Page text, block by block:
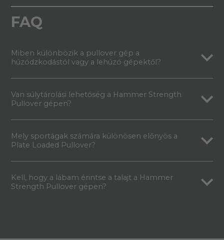
FAQ
Miben különbözik a pullover gép a
húzódzkodástól vagy a lehúzó gépektől?
Van súlytárolási lehetőség a Hammer Strength
Pullover gépen?
Mely sportágak számára különösen előnyös a
Plate Loaded Pullover?
Kell, hogy a lábam érintse a talajt a Hammer
Strength Pullover gépen?